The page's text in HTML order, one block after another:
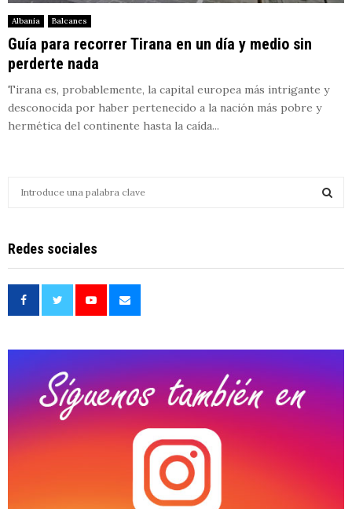
Albania Balcanes
Guía para recorrer Tirana en un día y medio sin
perderte nada
Tirana es, probablemente, la capital europea más intrigante y
desconocida por haber pertenecido a la nación más pobre y
hermética del continente hasta la caída...
c
h
f
r
C
Redes sociales